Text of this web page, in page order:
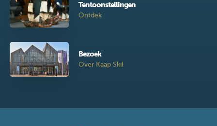
Tentoonstellingen
Ontdek
Bezoek
Over Kaap Skil